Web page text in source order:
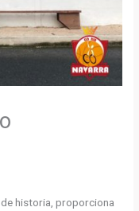
historia, proporciona